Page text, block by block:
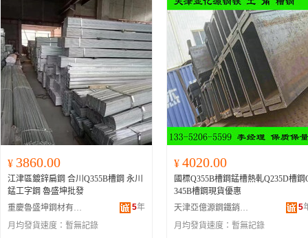
¥ 3860.00
江津區鍍鋅扁鋼 合川Q355B槽鋼 永川
錳工字鋼 魯盛坤批發
重慶魯盛坤鋼材有限公司
5年
月均發貨速度： 暫無記錄
¥ 4020.00
國標Q355B槽鋼錳槽熱軋Q235D槽鋼
345B槽鋼現貨優惠
天津亞億源鋼鐵銷售有限公司
5
月均發貨速度： 暫無記錄